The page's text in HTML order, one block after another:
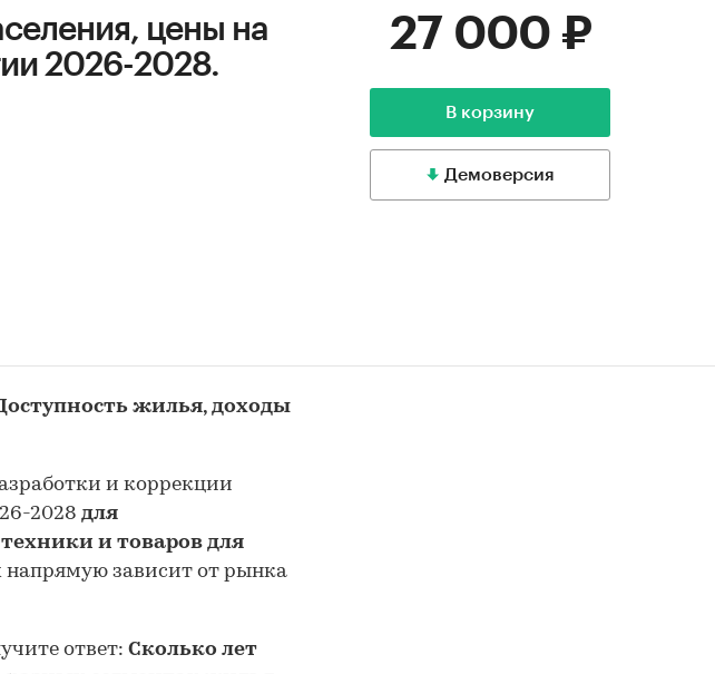
цены на
2026-2028.
27 000 ₽
В корзину
Демоверсия
жилья, доходы
и коррекции
2028 для
и товаров для
напрямую зависит от рынка
ответ: Сколько лет